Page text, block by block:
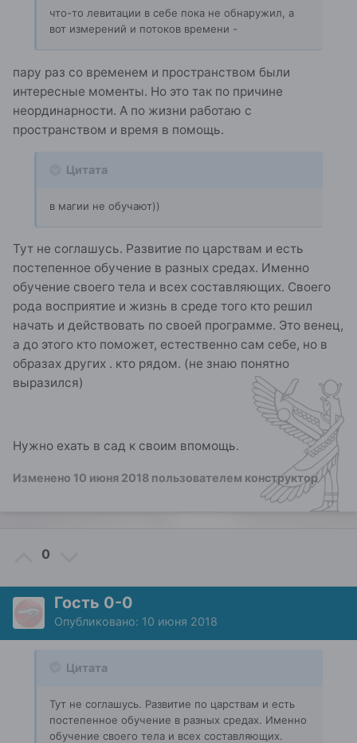
что-то левитации в себе пока не обнаружил, а
вот измерений и потоков времени -
пару раз со временем и пространством были
интересные моменты. Но это так по причине
неординарности. А по жизни работаю с
пространством и время в помощь.
Цитата
в магии не обучают))
Тут не соглашусь. Развитие по царствам и есть
постепенное обучение в разных средах. Именно
обучение своего тела и всех составляющих. Своего
рода восприятие и жизнь в среде того кто решил
начать и действовать по своей программе. Это венец,
а до этого кто поможет, естественно сам себе, но в
образах других . кто рядом. (не знаю понятно
выразился)
Нужно ехать в сад к своим впомощь.
Изменено 10 июня 2018 пользователем конструктор
0
Гость 0-0
Опубликовано: 10 июня 2018
Цитата
Тут не соглашусь. Развитие по царствам и есть
постепенное обучение в разных средах. Именно
обучение своего тела и всех составляющих.